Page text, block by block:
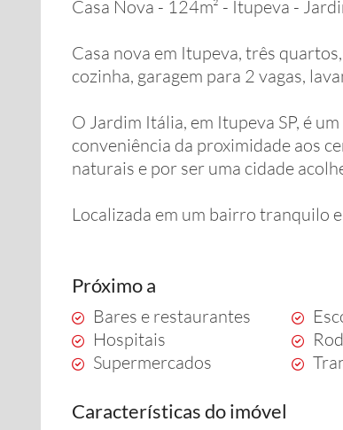
Casa Nova - 124m² - Itupeva -
Casa nova em Itupeva, três
cozinha, garagem para 2 vagas,
O Jardim Itália, em Itupeva SP, é
conveniência da proximidade aos
naturais e por ser uma cidade
Localizada em um bairro tranquilo
Próximo a
Bares e restaurantes
Hospitais
Supermercados
Características do imóvel